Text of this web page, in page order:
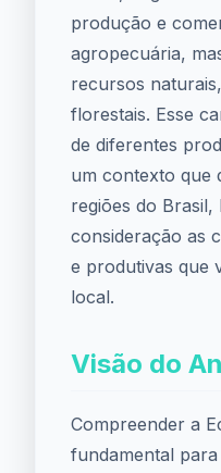
produção e
agropecuária,
recursos
florestais. Esse
de diferentes
um contexto que
regiões do Brasil,
consideração as
e produtivas que
local.
Visão do
Compreender a
fundamental